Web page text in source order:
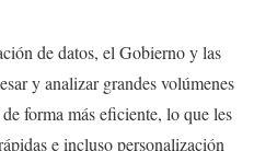
de datos, el Gobierno y las
y analizar grandes volúmenes
forma más eficiente, lo que les
e incluso personalización